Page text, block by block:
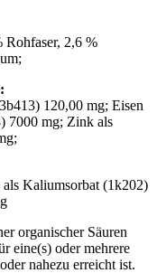
Rohfaser, 2,6 %
120,00 mg; Eisen
7000 mg; Zink als
Kaliumsorbat (1k202)
organischer Säuren
eine(s) oder mehrere
nahezu erreicht ist.